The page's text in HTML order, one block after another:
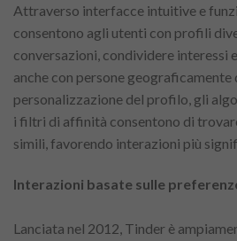
Attraverso interfacce intuitive e
consentono agli utenti con profili
conversazioni, condividere interessi
anche con persone
personalizzazione del profilo, gli
i filtri di affinità consentono di
simili, favorendo interazioni più
Interazioni basate sulle
Lanciata nel 2012, Tinder è